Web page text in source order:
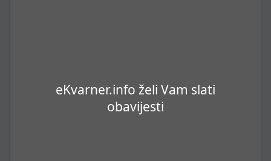
eKvarner.info želi Vam slati
obavijesti